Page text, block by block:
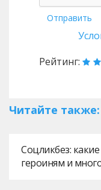
Отправить
Рейтинг:
Читайте также:
Соцликбез:
героиням и